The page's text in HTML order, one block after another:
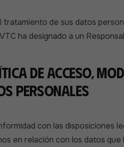
tratamiento de sus datos
ha designado a un
de acceso,
personales
con las disposiciones
en relación con los datos que